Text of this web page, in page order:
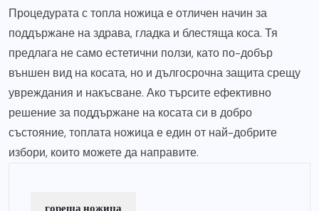
Процедурата с топла ножица е отличен начин за
поддържане на здрава, гладка и блестяща коса. Тя
предлага не само естетични ползи, като по-добър
външен вид на косата, но и дългосрочна защита срещу
увреждания и накъсване. Ако търсите ефективно
решение за поддържане на косата си в добро
състояние, топлата ножица е един от най-добрите
избори, които можете да направите.
гореща ножица